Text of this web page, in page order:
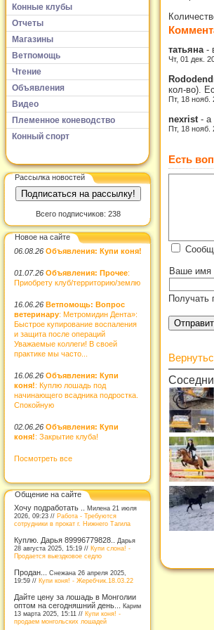
Конные клубы
Отчеты
Магазины
Ветпомощь
Чтение
Объявления
Видео
Племенное коневодство
Конный спорт
Рассылка новостей
Всего подписчиков: 238
Новое на сайте
06.08.26 Объявления: Купи коня!
01.07.26 Объявления: Прочее:
Приобрету клуб/территорию/землю
16.06.26 Ветпомощь: Вопрос
ветеринару: Метромидин Дента»:
Быстрое купирование воспаления
и защита после операций
Уважаемые коллеги! В своей
практике мы часто...
16.06.26 Объявления: Купи
коня!: Куплю лошадь под
начинающего всадника подростка.
Спокойную
02.06.26 Объявления: Купи
коня!: Закрытие клуба!
Посмотреть все
Общение на сайте
Хочу подработать .. Милена 21 июля
2026, 09:23 // Работа - Требуются
сотрудники в прокат г. Нижнего Тагила
Куплю. Дарья 89996779828..
Дарья
28 августа 2025, 15:19 // Купи слона! -
Продается выездковое седло
Продан... Снежана 26 апреля 2025,
19:59 // Купи коня! - Жеребчик.18.03.22
Дайте цену за лошадь в Монголии
оптом на сегодняшний день... Карим
13 марта 2025, 15:11 // Купи коня! -
продаем монгольских лошадей
татьяна -
Чт, 01 дек.
кол-во).
Пт, 18 нояб.
nexrist - а
Пт, 18 нояб.
Есть
Ваше имя
Получать